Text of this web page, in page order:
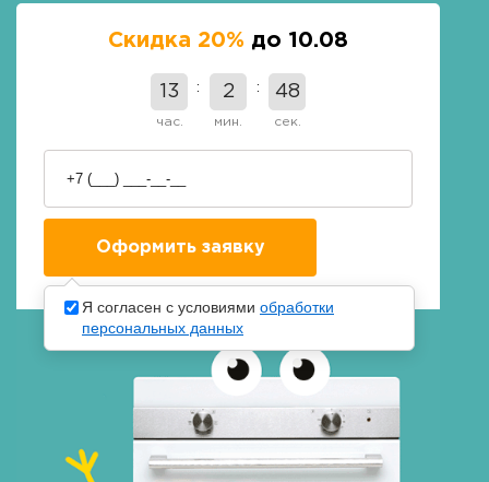
Скидка 20% до 10.08
13
час.
2
мин.
47
сек.
Я согласен с условиями обработки
персональных данных